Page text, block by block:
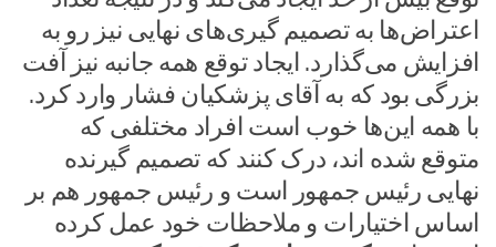
اعتراض‌ها به تصمیم گیری‌های نهایی نیز رو به
افزایش می‌گذارد. ایجاد توقع همه جانبه نیز آفت
بزرگی بود که به آقای پزشکیان فشار وارد کرد.
با همه این‌ها خوب است افراد مختلفی که
متوقع شده اند، درک کنند که تصمیم گیرنده
نهایی رئیس جمهور است و رئیس جمهور هم بر
اساس اختیارات و ملاحظات خود عمل کرده